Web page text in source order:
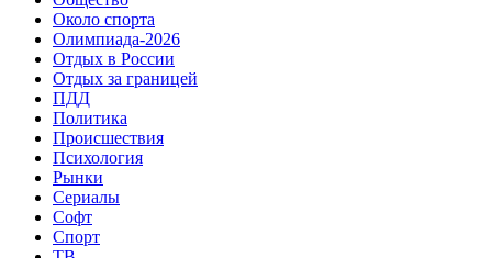
Около спорта
Олимпиада-2026
Отдых в России
Отдых за границей
ПДД
Политика
Происшествия
Психология
Рынки
Сериалы
Софт
Спорт